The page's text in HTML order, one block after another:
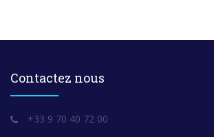
Contactez nous
+33 9 70 40 72 00